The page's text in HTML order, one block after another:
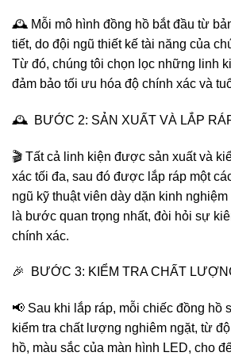
🕰️ Mỗi mô hình đồng hồ bắt đầu từ
tiết, do đội ngũ thiết kế tài năng của
Từ đó, chúng tôi chọn lọc những linh
đảm bảo tối ưu hóa độ chính xác và
🕰️ BƯỚC 2: SẢN XUẤT VÀ LẮP
🎬 Tất cả linh kiện được sản xuất và
xác tối đa, sau đó được lắp ráp một
ngũ kỹ thuật viên dày dặn kinh
là bước quan trọng nhất, đòi hỏi sự
chính xác.
🎉 BƯỚC 3: KIỂM TRA CHẤT
📢 Sau khi lắp ráp, mỗi chiếc đồng hồ
kiểm tra chất lượng nghiêm ngặt, từ
hồ, màu sắc của màn hình LED, cho